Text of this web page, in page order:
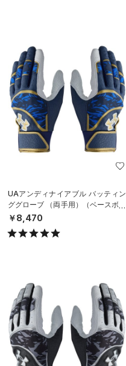
UAアンディナイアブル バッティン
ググローブ （両手用）（ベースボー
ル/MEN）
￥8,470